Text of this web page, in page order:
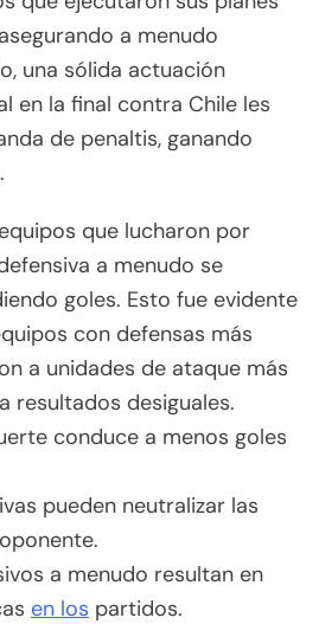
a menudo
una sólida actuación
en la final contra Chile les
de penaltis, ganando
que lucharon por
a menudo se
goles. Esto fue evidente
con defensas más
a unidades de ataque más
resultados desiguales.
conduce a menos goles
pueden neutralizar las
a menudo resultan en
en los partidos.